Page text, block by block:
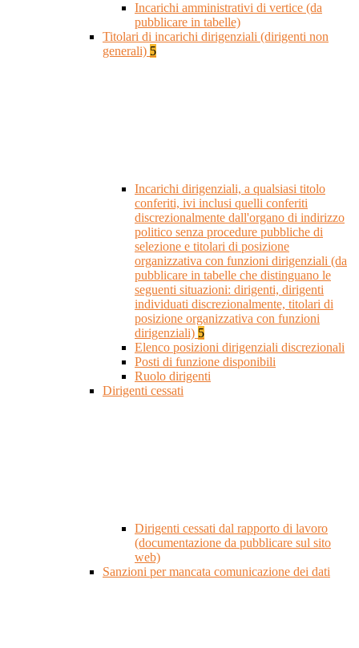
Incarichi amministrativi di vertice (da
pubblicare in tabelle)
Titolari di incarichi dirigenziali (dirigenti non
generali) 5
Incarichi dirigenziali, a qualsiasi titolo
conferiti, ivi inclusi quelli conferiti
discrezionalmente dall'organo di indirizzo
politico senza procedure pubbliche di
selezione e titolari di posizione
organizzativa con funzioni dirigenziali (da
pubblicare in tabelle che distinguano le
seguenti situazioni: dirigenti, dirigenti
individuati discrezionalmente, titolari di
posizione organizzativa con funzioni
dirigenziali) 5
Elenco posizioni dirigenziali discrezionali
Posti di funzione disponibili
Ruolo dirigenti
Dirigenti cessati
Dirigenti cessati dal rapporto di lavoro
(documentazione da pubblicare sul sito
web)
Sanzioni per mancata comunicazione dei dati